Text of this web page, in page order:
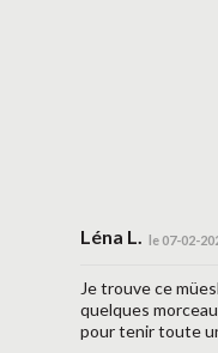
Léna L. le 07-02-
Je trouve ce
quelques
pour tenir toute